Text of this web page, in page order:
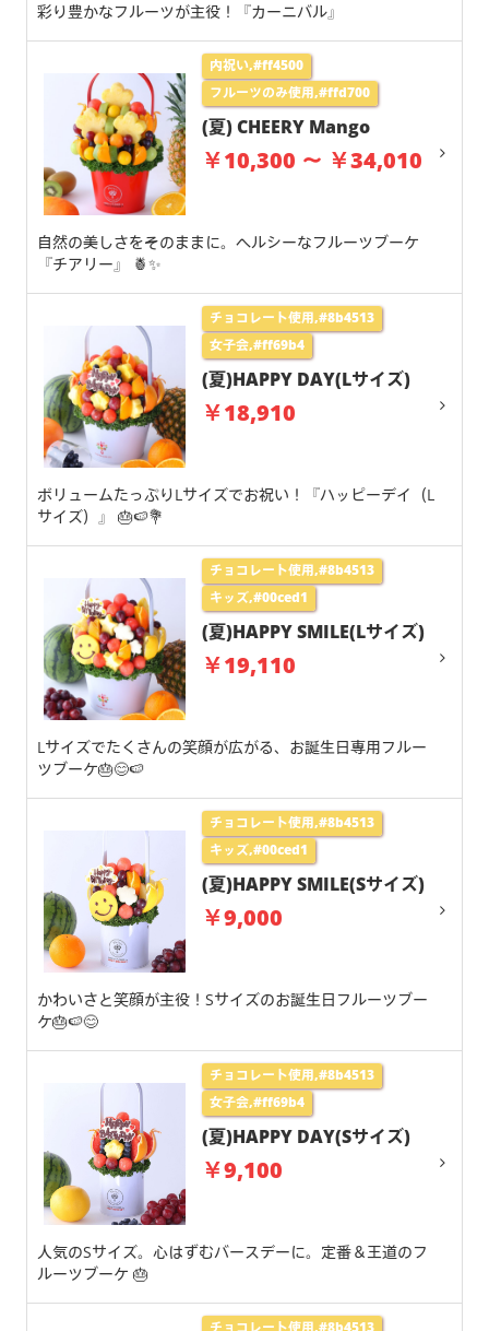
彩り豊かなフルーツが主役！『カーニバル』
内祝い,#ff4500
フルーツのみ使用,#ffd700
(夏) CHEERY Mango
￥10,300 ～ ￥34,010
自然の美しさをそのままに。ヘルシーなフルーツブーケ
『チアリー』 🍍✨
チョコレート使用,#8b4513
女子会,#ff69b4
(夏)HAPPY DAY(Lサイズ)
￥18,910
ボリュームたっぷりLサイズでお祝い！『ハッピーデイ（L
サイズ）』 🎂🍉💐
チョコレート使用,#8b4513
キッズ,#00ced1
(夏)HAPPY SMILE(Lサイズ)
￥19,110
Lサイズでたくさんの笑顔が広がる、お誕生日専用フルー
ツブーケ🎂😊🍉
チョコレート使用,#8b4513
キッズ,#00ced1
(夏)HAPPY SMILE(Sサイズ)
￥9,000
かわいさと笑顔が主役！Sサイズのお誕生日フルーツブー
ケ🎂🍉😊
チョコレート使用,#8b4513
女子会,#ff69b4
(夏)HAPPY DAY(Sサイズ)
￥9,100
人気のSサイズ。心はずむバースデーに。定番＆王道のフ
ルーツブーケ 🎂